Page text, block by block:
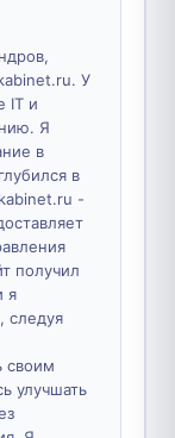
У
IT и
Я
в
в
-
получил
я
следуя
своим
улучшать